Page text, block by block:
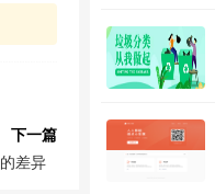
下一篇
差异